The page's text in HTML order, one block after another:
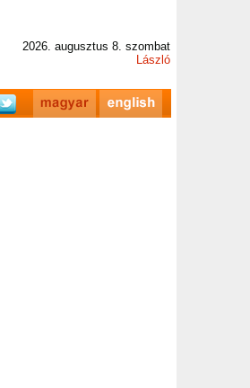
2026. augusztus 8. szombat
László